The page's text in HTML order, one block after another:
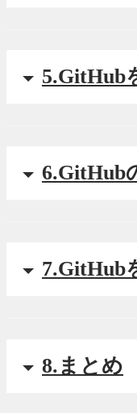
5.GitHub
6.GitHub
7.GitHub
8.まとめ